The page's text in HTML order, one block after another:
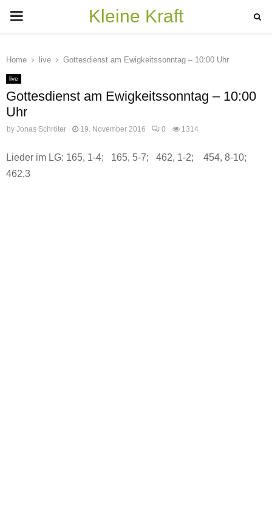
PRIMARY
Kleine Kraft
Home live Gottesdienst am Ewigkeitssonntag – 10:00 Uhr
live
Gottesdienst am Ewigkeitssonntag – 10:00
Uhr
by Jonas Schröter 19. November 2016 0 1314
Lieder im LG: 165, 1-4; 165, 5-7; 462, 1-2; 454, 8-10;
462,3